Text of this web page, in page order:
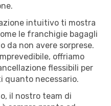
intuitivo ti mostra
le franchigie bagagli
da non avere sorprese.
offriamo
flessibili per
quanto necessario.
il nostro team di